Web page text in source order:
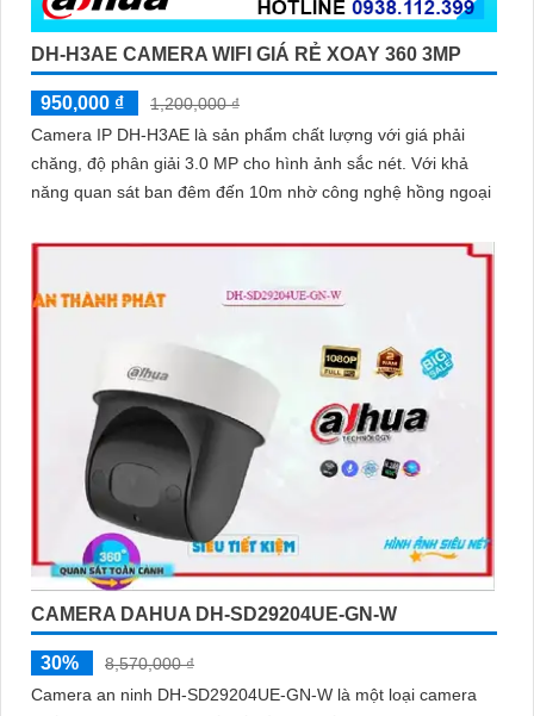
DH-H3AE CAMERA WIFI GIÁ RẺ XOAY 360 3MP
950,000 ₫
1,200,000 ₫
Camera IP DH-H3AE là sản phẩm chất lượng với giá phải
chăng, độ phân giải 3.0 MP cho hình ảnh sắc nét. Với khả
năng quan sát ban đêm đến 10m nhờ công nghệ hồng ngoại
CAMERA DAHUA DH-SD29204UE-GN-W
30%
8,570,000 ₫
Camera an ninh DH-SD29204UE-GN-W là một loại camera